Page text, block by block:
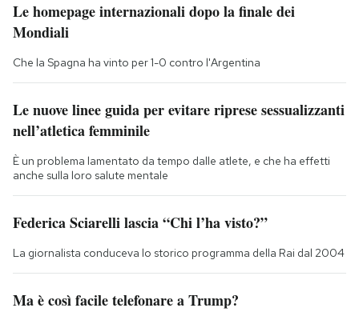
Le homepage internazionali dopo la finale dei
Mondiali
Che la Spagna ha vinto per 1-0 contro l'Argentina
Le nuove linee guida per evitare riprese sessualizzanti
nell’atletica femminile
È un problema lamentato da tempo dalle atlete, e che ha effetti
anche sulla loro salute mentale
Federica Sciarelli lascia “Chi l’ha visto?”
La giornalista conduceva lo storico programma della Rai dal 2004
Ma è così facile telefonare a Trump?